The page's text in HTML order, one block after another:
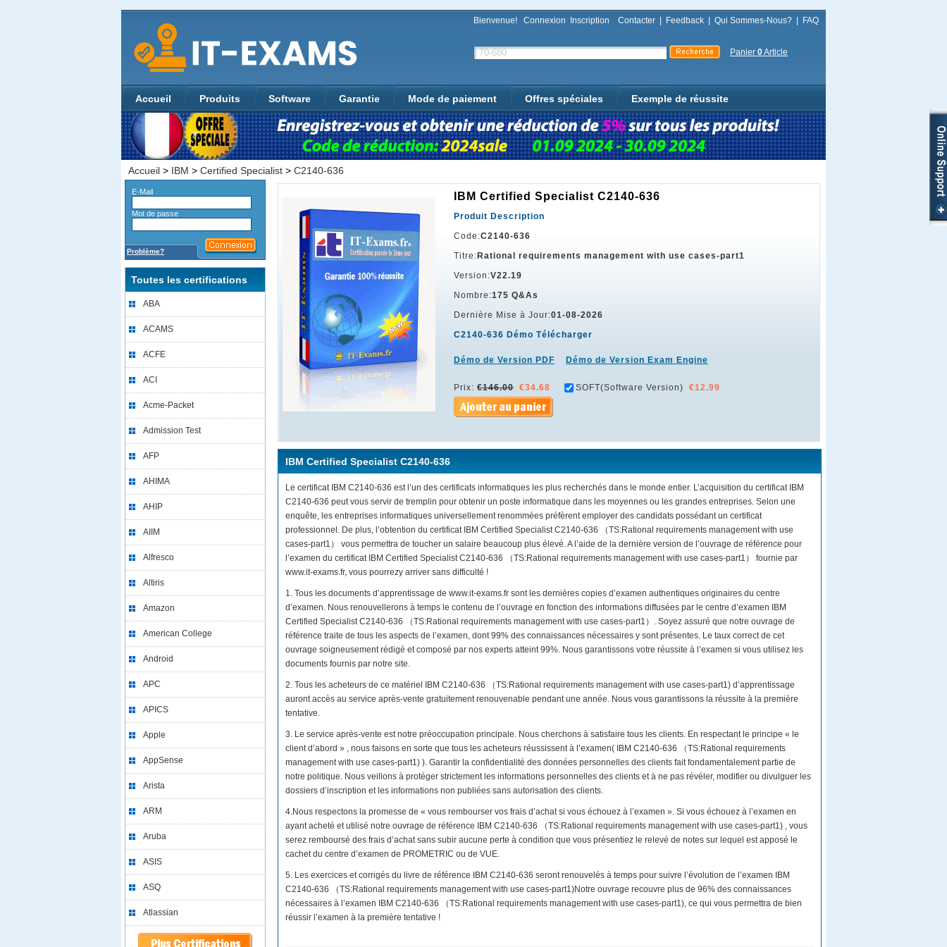
Bienvenue! Connexion Inscription Contacter Feedback Qui Sommes-Nous? FAQ
Panier 0Article
Accueil Produits Software Garantie Mode de paiement Offres spéciales Exemple de réussite
Accueil > IBM > Certified Specialist > C2140-636
E-Mail
Mot de passe
Problème?
Toutes les certifications
ABA
ACAMS
ACFE
ACI
Acme-Packet
Admission Test
AFP
AHIMA
AHIP
AIIM
Alfresco
Altiris
Amazon
American College
Android
APC
APICS
Apple
AppSense
Arista
ARM
Aruba
ASIS
ASQ
Atlassian
IBM Certified Specialist C2140-636
Produit Description
Code:C2140-636
Titre: Rational requirements management with use cases-part1
Version:V22.19
Nombre:175 Q&As
Dernière Mise à Jour:01-08-2026
C2140-636 Démo Télécharger
Démo de Version PDF Démo de Version Exam Engine
Prix: €146.00 €34.68 SOFT(Software Version) €12.99
IBM Certified Specialist C2140-636
Le certificat IBM C2140-636 est l’un des certificats informatiques les plus recherchés dans le monde entier. L’acquisition du certificat IBM
C2140-636 peut vous servir de tremplin pour obtenir un poste informatique dans les moyennes ou les grandes entreprises. Selon une
enquête, les entreprises informatiques universellement renommées préfèrent employer des candidats possédant un certificat
professionnel. De plus, l’obtention du certificat IBM Certified Specialist C2140-636 （TS:Rational requirements management with use
cases-part1） vous permettra de toucher un salaire beaucoup plus élevé. A l’aide de la dernière version de l’ouvrage de référence pour
l’examen du certificat IBM Certified Specialist C2140-636 （TS:Rational requirements management with use cases-part1） fournie par
www.it-exams.fr, vous pourrezy arriver sans difficulté !
1. Tous les documents d’apprentissage de www.it-exams.fr sont les dernières copies d’examen authentiques originaires du centre
d’examen. Nous renouvellerons à temps le contenu de l’ouvrage en fonction des informations diffusées par le centre d’examen IBM
Certified Specialist C2140-636 （TS:Rational requirements management with use cases-part1）. Soyez assuré que notre ouvrage de
référence traite de tous les aspects de l’examen, dont 99% des connaissances nécessaires y sont présentes. Le taux correct de cet
ouvrage soigneusement rédigé et composé par nos experts atteint 99%. Nous garantissons votre réussite à l’examen si vous utilisez les
documents fournis par notre site.
2. Tous les acheteurs de ce matériel IBM C2140-636 （TS:Rational requirements management with use cases-part1) d’apprentissage
auront accès au service après-vente gratuitement renouvenable pendant une année. Nous vous garantissons la réussite à la première
tentative.
3. Le service après-vente est notre préoccupation principale. Nous cherchons à satisfaire tous les clients. En respectant le principe « le
client d’abord » , nous faisons en sorte que tous les acheteurs réussissent à l’examen( IBM C2140-636 （TS:Rational requirements
management with use cases-part1) ). Garantir la confidentialité des données personnelles des clients fait fondamentalement partie de
notre politique. Nous veillons à protéger strictement les informations personnelles des clients et à ne pas révéler, modifier ou divulguer les
dossiers d’inscription et les informations non publiées sans autorisation des clients.
4.Nous respectons la promesse de « vous rembourser vos frais d’achat si vous échouez à l’examen ». Si vous échouez à l’examen en
ayant acheté et utilisé notre ouvrage de référence IBM C2140-636 （TS:Rational requirements management with use cases-part1) , vous
serez remboursé des frais d’achat sans subir aucune perte à condition que vous présentiez le relevé de notes sur lequel est apposé le
cachet du centre d’examen de PROMETRIC ou de VUE.
5. Les exercices et corrigés du livre de référence IBM C2140-636 seront renouvelés à temps pour suivre l’évolution de l’examen IBM
C2140-636 （TS:Rational requirements management with use cases-part1)Notre ouvrage recouvre plus de 96% des connaissances
nécessaires à l’examen IBM C2140-636 （TS:Rational requirements management with use cases-part1), ce qui vous permettra de bien
réussir l’examen à la première tentative !